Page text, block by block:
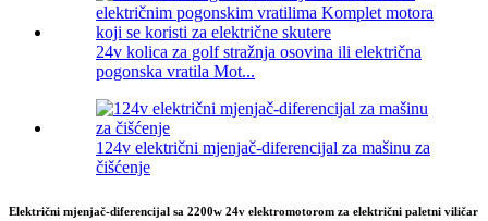
24v kolica za golf stražnja osovina ili električna
pogonska vratila Mot...
124v električni mjenjač-diferencijal za mašinu za
čišćenje
Električni mjenjač-diferencijal sa 2200w 24v elektromotorom za električni paletni viličar